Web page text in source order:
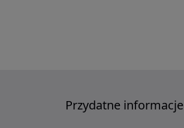
Przydatne informacje